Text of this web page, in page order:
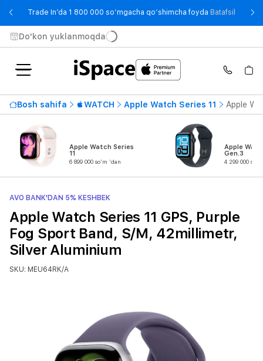
Trade In’da 1 800 000 so‘mgacha qo‘shimcha foyda Batafsil -
Do'kon yuklanmoqda
Bosh sahifa WATCH Apple Watch Series 11 Apple
Apple Watch Series
11
6 899 000 so'm 'dan
Apple
Gen.3
4 299 000
AVO BANK'DAN 5% KESHBEK
Apple Watch Series 11 GPS, Purple
Fog Sport Band, S/M, 42millimetr,
Silver Aluminium
SKU: MEU64RK/A